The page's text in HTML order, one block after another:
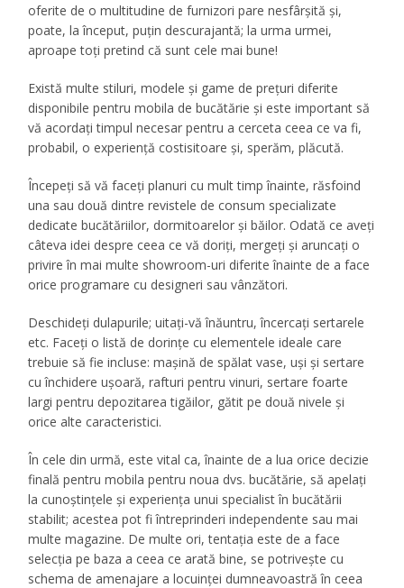
oferite de o multitudine de furnizori pare nesfârșită și,
poate, la început, puțin descurajantă; la urma urmei,
aproape toți pretind că sunt cele mai bune!
Există multe stiluri, modele și game de prețuri diferite
disponibile pentru mobila de bucătărie și este important să
vă acordați timpul necesar pentru a cerceta ceea ce va fi,
probabil, o experiență costisitoare și, sperăm, plăcută.
Începeți să vă faceți planuri cu mult timp înainte, răsfoind
una sau două dintre revistele de consum specializate
dedicate bucătăriilor, dormitoarelor și băilor. Odată ce aveți
câteva idei despre ceea ce vă doriți, mergeți și aruncați o
privire în mai multe showroom-uri diferite înainte de a face
orice programare cu designeri sau vânzători.
Deschideți dulapurile; uitați-vă înăuntru, încercați sertarele
etc. Faceți o listă de dorințe cu elementele ideale care
trebuie să fie incluse: mașină de spălat vase, uși și sertare
cu închidere ușoară, rafturi pentru vinuri, sertare foarte
largi pentru depozitarea tigăilor, gătit pe două nivele și
orice alte caracteristici.
În cele din urmă, este vital ca, înainte de a lua orice decizie
finală pentru mobila pentru noua dvs. bucătărie, să apelați
la cunoștințele și experiența unui specialist în bucătării
stabilit; acestea pot fi întreprinderi independente sau mai
multe magazine. De multe ori, tentația este de a face
selecția pe baza a ceea ce arată bine, se potrivește cu
schema de amenajare a locuinței dumneavoastră în ceea